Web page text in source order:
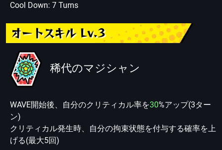
Cool Down: 7 Turns
オートスキル Lv.3
稀代のマジシャン
WAVE開始後、自分のクリティカル率を30%アップ(3ター
ン)
クリティカル発生時、自分の拘束状態を付与する確率を上
げる(最大5回)